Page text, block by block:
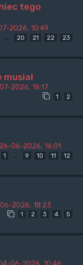
tego
2026, 10:49
… 20 21 22 23
2026, 16:17
1 2
26-06-2026, 16:01
1 … 9 10 11 12
2026, 18:23
1 2 3 4 5